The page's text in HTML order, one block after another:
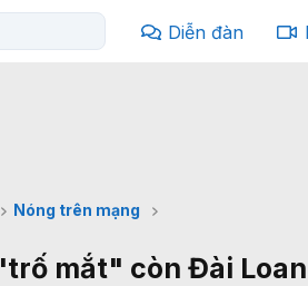
Diễn đàn
Nóng trên mạng
mắt" còn Đài